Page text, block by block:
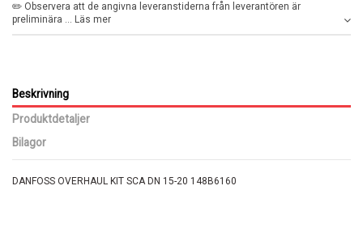
✏️ Observera att de angivna leveranstiderna från leverantören är
preliminära ... Läs mer
Beskrivning
Produktdetaljer
Bilagor
DANFOSS OVERHAUL KIT SCA DN 15-20 148B6160